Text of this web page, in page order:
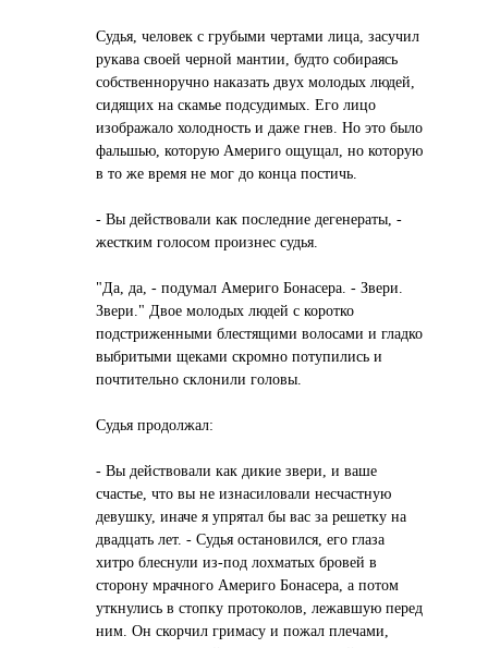
Судья, человек с грубыми чертами лица, засучил
рукава своей черной мантии, будто собираясь
собственноручно наказать двух молодых людей,
сидящих на скамье подсудимых. Его лицо
изображало холодность и даже гнев. Но это было
фальшью, которую Америго ощущал, но которую
в то же время не мог до конца постичь.
- Вы действовали как последние дегенераты, -
жестким голосом произнес судья.
"Да, да, - подумал Америго Бонасера. - Звери.
Звери." Двое молодых людей с коротко
подстриженными блестящими волосами и гладко
выбритыми щеками скромно потупились и
почтительно склонили головы.
Судья продолжал:
- Вы действовали как дикие звери, и ваше
счастье, что вы не изнасиловали несчастную
девушку, иначе я упрятал бы вас за решетку на
двадцать лет. - Судья остановился, его глаза
хитро блеснули из-под лохматых бровей в
сторону мрачного Америго Бонасера, а потом
уткнулись в стопку протоколов, лежавшую перед
ним. Он скорчил гримасу и пожал плечами,